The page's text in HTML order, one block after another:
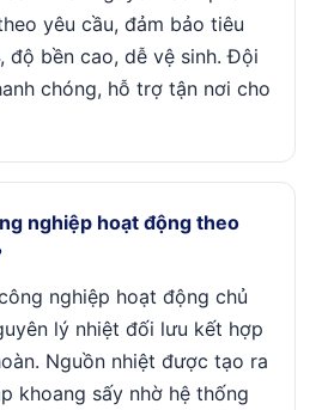
yêu cầu, đảm bảo tiêu
độ bền cao, dễ vệ sinh. Đội
chóng, hỗ trợ tận nơi cho
nghiệp hoạt động theo
nghiệp hoạt động chủ
lý nhiệt đối lưu kết hợp
Nguồn nhiệt được tạo ra
khoang sấy nhờ hệ thống